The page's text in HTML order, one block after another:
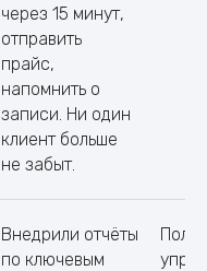
через 15 минут,
отправить
прайс,
напомнить о
записи. Ни один
клиент больше
не забыт.
Внедрили отчёты
по ключевым